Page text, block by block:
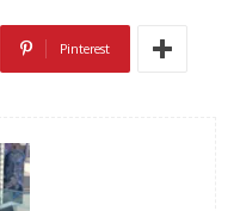
Pinterest